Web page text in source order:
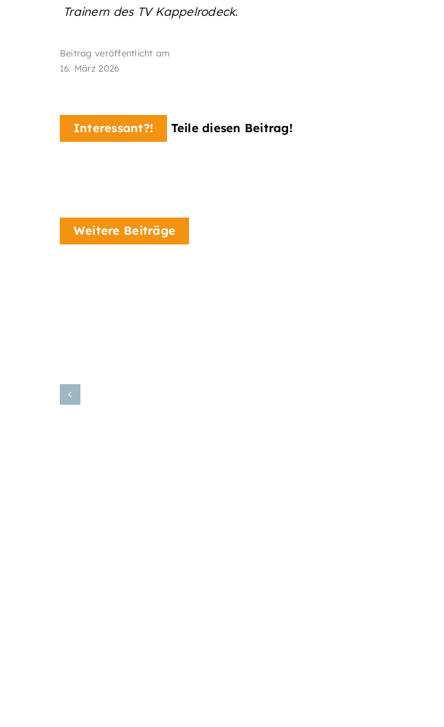
Trainern des TV Kappelrodeck.
Beitrag veröffentlicht am
16. März 2026
Interessant?! Teile diesen Beitrag!
Weitere Beiträge